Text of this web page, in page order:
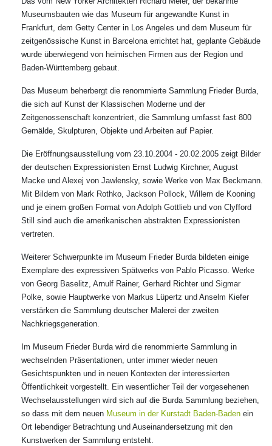
Museumsbauten wie das Museum für angewandte Kunst in
Frankfurt, dem Getty Center in Los Angeles und dem Museum für
zeitgenössische Kunst in Barcelona errichtet hat, geplante Gebäude
wurde überwiegend von heimischen Firmen aus der Region und
Baden-Württemberg gebaut.
Das Museum beherbergt die renommierte Sammlung Frieder Burda,
die sich auf Kunst der Klassischen Moderne und der
Zeitgenossenschaft konzentriert, die Sammlung umfasst fast 800
Gemälde, Skulpturen, Objekte und Arbeiten auf Papier.
Die Eröffnungsausstellung vom 23.10.2004 - 20.02.2005 zeigt Bilder
der deutschen Expressionisten Ernst Ludwig Kirchner, August
Macke und Alexej von Jawlensky, sowie Werke von Max Beckmann.
Mit Bildern von Mark Rothko, Jackson Pollock, Willem de Kooning
und je einem großen Format von Adolph Gottlieb und von Clyfford
Still sind auch die amerikanischen abstrakten Expressionisten
vertreten.
Weiterer Schwerpunkte im Museum Frieder Burda bildeten einige
Exemplare des expressiven Spätwerks von Pablo Picasso. Werke
von Georg Baselitz, Arnulf Rainer, Gerhard Richter und Sigmar
Polke, sowie Hauptwerke von Markus Lüpertz und Anselm Kiefer
verstärken die Sammlung deutscher Malerei der zweiten
Nachkriegsgeneration.
Im Museum Frieder Burda wird die renommierte Sammlung in
wechselnden Präsentationen, unter immer wieder neuen
Gesichtspunkten und in neuen Kontexten der interessierten
Öffentlichkeit vorgestellt. Ein wesentlicher Teil der vorgesehenen
Wechselausstellungen wird sich auf die Burda Sammlung beziehen,
so dass mit dem neuen Museum in der Kurstadt Baden-Baden ein
Ort lebendiger Betrachtung und Auseinandersetzung mit den
Kunstwerken der Sammlung entsteht.